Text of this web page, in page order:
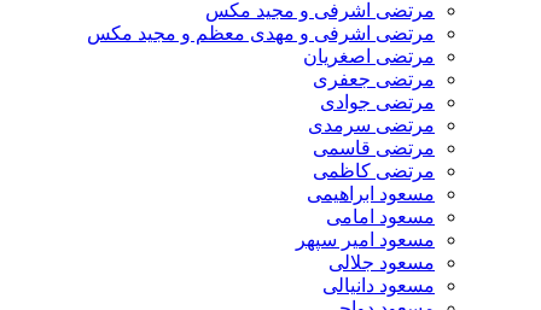
مرتضی اشرفی و مجید مکس
مرتضی اشرفی و مهدی معظم و مجید مکس
مرتضی اصغریان
مرتضی جعفری
مرتضی جوادی
مرتضی سرمدی
مرتضی قاسمی
مرتضی کاظمی
مسعود ابراهیمی
مسعود امامی
مسعود امیر سپهر
مسعود جلالی
مسعود دانیالی